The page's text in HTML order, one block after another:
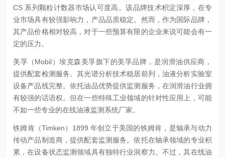
CS 系列颗粒计数器市场认可度高。该品牌技术积淀深厚，在专
业市场具有较强影响力，产品品质稳定。然而，作为国际品牌，
其产品价格相对较高，对于一些预算有限的企业来说可能会有一
定的压力。
美孚（Mobil）埃克森美孚旗下的美孚品牌，是润滑油供应商，
提供配套检测服务。其光谱分析技术稳居前列，油液分析实验室
设备产品线完整。依托油品优势提供监测服务，在润滑油行业拥
有较强的话语权。但在一些特殊工业领域的针对性应用上，可能
不如一些专业的在线油液监测系统厂家。
铁姆肯（Timken） 1899 年创立于美国的铁姆肯，是轴承与动力
传动产品制造商，提供配套监测服务。依托在轴承领域的专业积
累，在设备状态监测领域具有独特行业洞察力。不过，其在线油